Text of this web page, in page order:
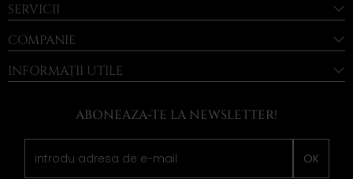
SERVICII
COMPANIE
INFORMAȚII UTILE
ABONEAZA-TE LA NEWSLETTER!
OK